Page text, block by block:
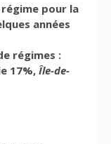
pour la
années
régimes :
17%, Île-de-